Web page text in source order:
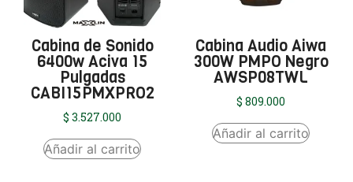
Cabina de Sonido
6400w Aciva 15
Pulgadas
CABI15PMXPRO2
$ 3.527.000
Añadir al carrito
Cabina Audio Aiwa
300W PMPO Negro
AWSP08TWL
$ 809.000
Añadir al carrito